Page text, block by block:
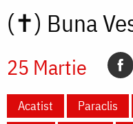
(✝) Buna
25 Martie
Acatist Paraclis